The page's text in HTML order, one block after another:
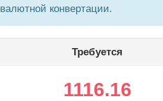
валютной конвертации.
Требуется
1116.16